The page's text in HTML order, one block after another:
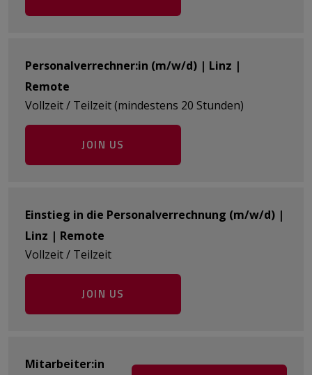
Personalverrechner:in (m/w/d) | Linz |
Remote
Vollzeit / Teilzeit (mindestens 20 Stunden)
JOIN US
Einstieg in die Personalverrechnung (m/w/d) |
Linz | Remote
Vollzeit / Teilzeit
JOIN US
Mitarbeiter:in